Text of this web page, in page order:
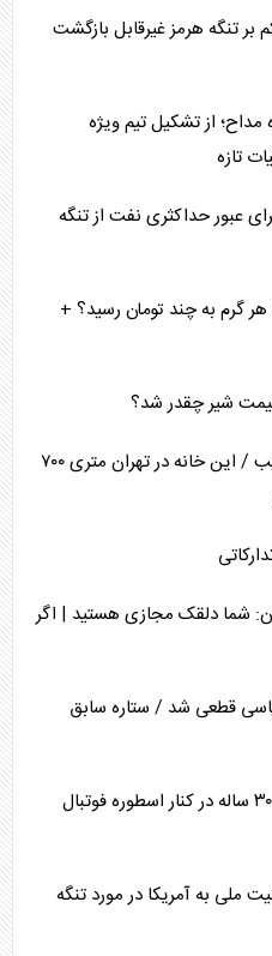
تنگه هرمز غیرقابل بازگشت
از تشکیل تیم ویژه
تازه
عبور حداکثری نفت از تنگه
هر گرم به چند تومان رسید؟ +
شیر چقدر شد؟
خرید آپارتمان با قیمت‌های عجیب / این خانه در تهران متری ۷۰۰
شما دلقک مجازی هستید | اگر
قطعی شد / ستاره سابق
درگذشت مسی؛ پایان یک دوره ۳۰ ساله در کنار اسطوره فوتبال
ملی به آمریکا در مورد تنگه